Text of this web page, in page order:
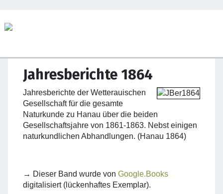
Jahresberichte 1864
Jahresberichte der Wetterauischen
Gesellschaft für die gesamte
Naturkunde zu Hanau über die beiden
Gesellschaftsjahre von 1861-1863. Nebst einigen
naturkundlichen Abhandlungen. (Hanau 1864)
→ Dieser Band wurde von Google.Books
digitalisiert (lückenhaftes Exemplar).